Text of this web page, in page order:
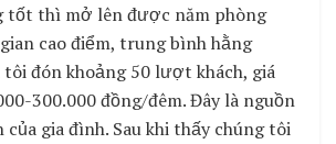
tốt thì mở lên được năm phòng
cao điểm, trung bình hằng
đón khoảng 50 lượt khách, giá
300.000 đồng/đêm. Đây là nguồn
gia đình. Sau khi thấy chúng tôi